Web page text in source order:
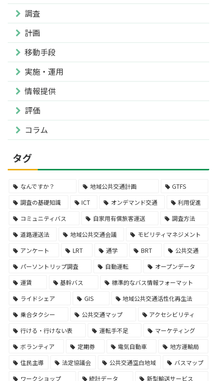
調査
計画
移動手段
実施・運用
情報提供
評価
コラム
タグ
なんですか？ 地域公共交通計画
GTFS
調査の基礎知識
ICT オンデマンド交通
利用促進
コミュニティバス
自家用有償旅客運送
調査方法
道路運送法
地域公共交通会議
モビリティマネジメント
アンケート
LRT 通学 BRT
公共交通
パーソントリップ調査
自動運転
オープンデータ
運賃
基幹バス
標準的なバス情報フォーマット
ライドシェア
GIS
地域公共交通活性化再生法
乗合タクシー
公共交通マップ
アクセシビリティ
行ける・行けない表
運転手不足
マーケティング
ボランティア
定期券 電気自動車
地方運輸局
住民主導
法定協議会 公共交通空白地域
バスマップ
ワークショップ
統計データ 新型輸送サービス